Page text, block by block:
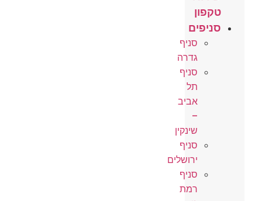
טקפון
סניפים
סניף
גדרה
סניף
אביב
שינקין
סניף
ירושלים
סניף
רמת